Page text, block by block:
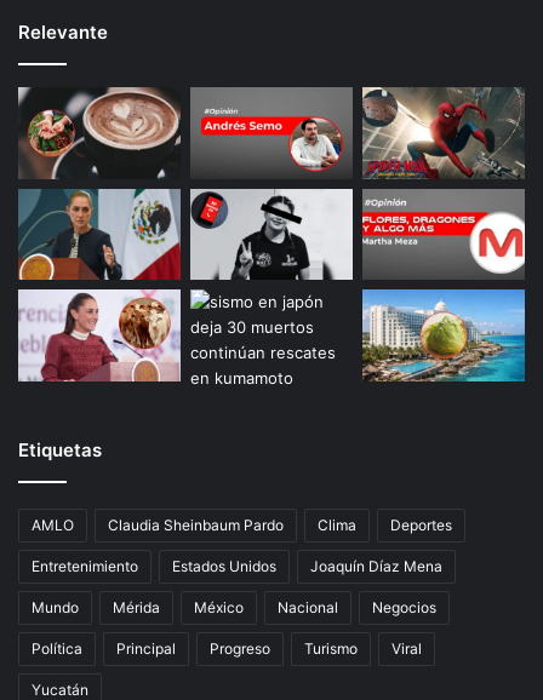
Relevante
Etiquetas
AMLO Claudia Sheinbaum Pardo Clima Deportes
Entretenimiento Estados Unidos Joaquín Díaz Mena
Mundo Mérida México Nacional Negocios
Política Principal Progreso Turismo Viral
Yucatán